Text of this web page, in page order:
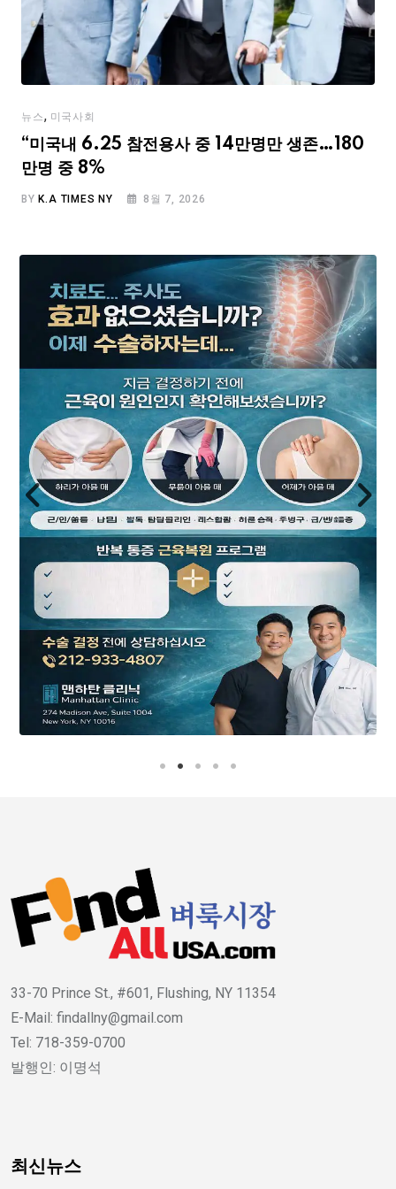
뉴스, 미국사회
“미국내 6.25 참전용사 중 14만명만 생존…180
만명 중 8%
BY K.A TIMES NY 8월 7, 2026
33-70 Prince St., #601, Flushing, NY 11354
E-Mail: findallny@gmail.com
Tel: 718-359-0700
발행인: 이명석
최신뉴스